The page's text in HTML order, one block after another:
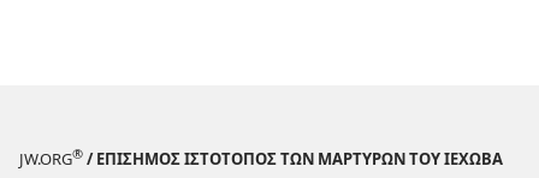
JW.ORG® / ΕΠΙΣΗΜΟΣ ΙΣΤΟΤΟΠΟΣ ΤΩΝ ΜΑΡΤΥΡΩΝ ΤΟΥ ΙΕΧΩΒΑ